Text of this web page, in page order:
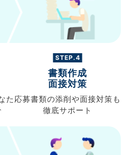
た
STEP.4
書類作成
面接対策
応募書類の添削や面接対策も
徹底サポート